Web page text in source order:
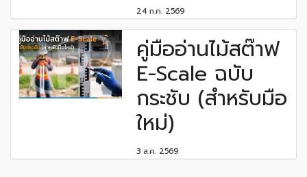
24 ก.ค. 2569
คู่มืออ่านไม้สต๊าฟ
E-Scale ฉบับ
กระชับ (สำหรับมือ
ใหม่)
3 ส.ค. 2569